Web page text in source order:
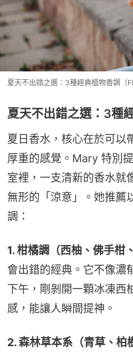
夏天不出錯之選：3種經典植物香調（
夏天不出錯之選：3種
夏日香水，核心在於可以
厚重的感覺。Mary 特別
室裡，一支清新的香水就
無形的「涼意」。她推薦
調：
1. ​柑橘調（西柚、佛手柑
會出錯的經典。它不像濃
下午，剛剝開一顆冰凍西
感，能讓人瞬間提神。
2. 森林草本系（青草、柏